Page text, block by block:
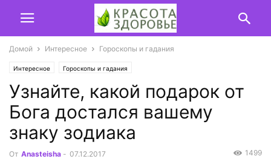
Домой Интересное Гороскопы и гадания
Интересное Гороскопы и гадания
Узнайте, какой подарок от
Бога достался вашему
знаку зодиака
От Anasteisha - 07.12.2017 1499